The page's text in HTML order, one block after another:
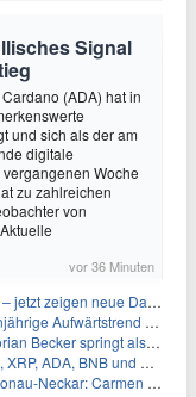
Signal
(ADA) hat in
und sich als der am
digitale
Woche
zu zahlreichen
von
vor 36 Minuten
neue Daten: War es berechtigt?
macht mich optimistisch
springt als Leiter ein
ADA, BNB und HYPE
übernimmt Aufsichtsratsvorsitz